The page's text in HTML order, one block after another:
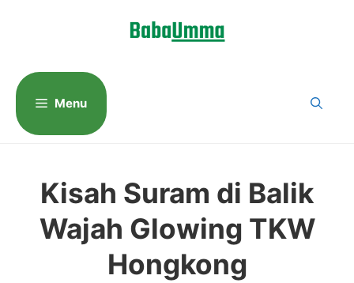
Menu
Kisah Suram di Balik
Wajah Glowing TKW
Hongkong